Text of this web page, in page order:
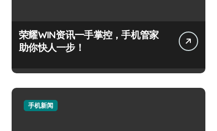
荣耀WIN资讯一手掌控，手机管家
助你快人一步！
手机新闻